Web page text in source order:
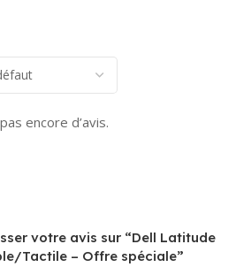
encore d’avis.
votre avis sur “Dell Latitude
Tactile – Offre spéciale”